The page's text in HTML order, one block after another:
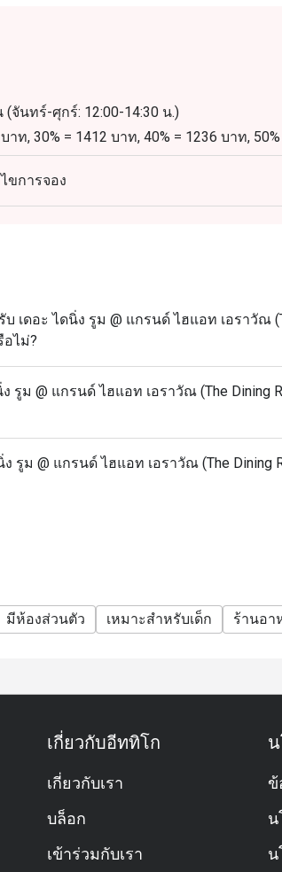
(จันทร์-ศุกร์: 12:00-14:30 น.)
าท, 30% = 1412 บาท, 40% = 1236 บาท,
30% = 707 บาท, 40% = 618 บาท, 50% =
สาร์: 12:00-14:30 น.)
าท, 30% = 1883 บาท, 40% = 1648 บาท,
วันอาทิตย์: 12:00-14:30 น.)
ท, 30% = 1113 บาท, 40% = 974 บาท, 50% =
นทร์-วันพฤหัสบดี: 17:30-22:00 น.)
, 30% = 813 บาท, 40% = 712 บาท 50% =
าทิตย์: 17.30 – 22.00 น.)
าท, 30% = 2012 บาท, 40% = 1760 บาท,
ท, 30% = 1006 บาท, 40% = 880 บาท, 50% =
ะทานอาหาร/ตักบุฟเฟต์ได้ตามเวลาที่ระบุใน
หน้าอย่างน้อย 24 ชั่วโมง และระบุข้อความ "ฉ
ช้ร่วมกับโปรโมชั่นพิเศษอื่น ๆ ได้
ซันเดย์บรันช์ได้
จะถูกคำนวณจากราคาก่อนใช้ส่วนลด
เป็นร้านแบบไหนเหรอ?
องอาหารหลักของโรงแรม Grand Hyatt
ดน์นิ่ง (All-Day Dining) คือเปิดบริการทั้งมื้อเช้
มสั่ง (à la carte)
ขการจอง
เดอะ ไดนิ่ง รูม @ แกรนด์ ไฮแอท เอราวัณ
อไม่?
รูม @ แกรนด์ ไฮแอท เอราวัณ (The Dining
รูม @ แกรนด์ ไฮแอท เอราวัณ (The Dining
มีห้องส่วนตัว เหมาะสำหรับเด็ก ร้านอา
เกี่ยวกับอีททิโก
เกี่ยวกับเรา
บล็อก
เข้าร่วมกับเรา
ข้
น
น